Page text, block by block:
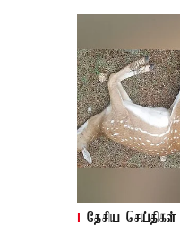
தேசிய செய்திகள்